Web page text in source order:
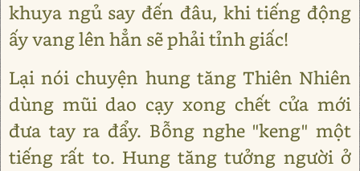
khuya ngủ say đến đâu, khi tiếng động
ấy vang lên hẳn sẽ phải tỉnh giấc!
Lại nói chuyện hung tăng Thiên Nhiên
dùng mũi dao cạy xong chết cửa mới
đưa tay ra đẩy. Bỗng nghe "keng" một
tiếng rất to. Hung tăng tưởng người ở